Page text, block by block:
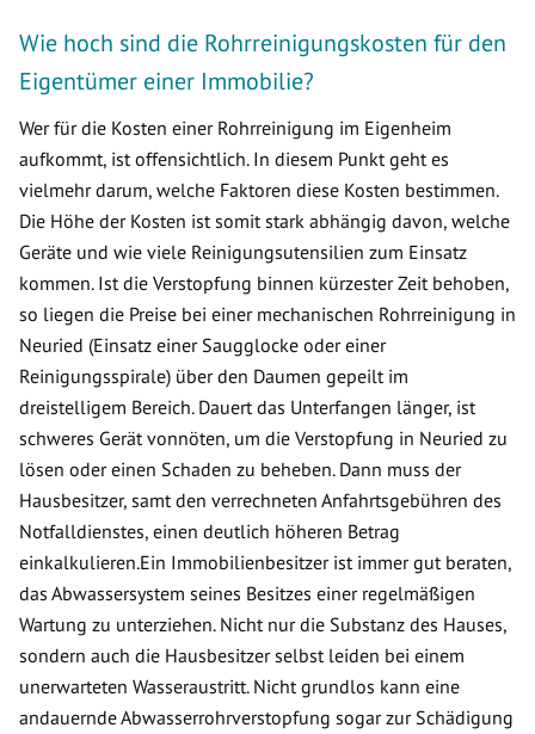
Wie hoch sind die Rohrreinigungskosten für den
Eigentümer einer Immobilie?
Wer für die Kosten einer Rohrreinigung im Eigenheim
aufkommt, ist offensichtlich. In diesem Punkt geht es
vielmehr darum, welche Faktoren diese Kosten bestimmen.
Die Höhe der Kosten ist somit stark abhängig davon, welche
Geräte und wie viele Reinigungsutensilien zum Einsatz
kommen. Ist die Verstopfung binnen kürzester Zeit behoben,
so liegen die Preise bei einer mechanischen Rohrreinigung in
Neuried (Einsatz einer Saugglocke oder einer
Reinigungsspirale) über den Daumen gepeilt im
dreistelligem Bereich. Dauert das Unterfangen länger, ist
schweres Gerät vonnöten, um die Verstopfung in Neuried zu
lösen oder einen Schaden zu beheben. Dann muss der
Hausbesitzer, samt den verrechneten Anfahrtsgebühren des
Notfalldienstes, einen deutlich höheren Betrag
einkalkulieren.Ein Immobilienbesitzer ist immer gut beraten,
das Abwassersystem seines Besitzes einer regelmäßigen
Wartung zu unterziehen. Nicht nur die Substanz des Hauses,
sondern auch die Hausbesitzer selbst leiden bei einem
unerwarteten Wasseraustritt. Nicht grundlos kann eine
andauernde Abwasserrohrverstopfung sogar zur Schädigung